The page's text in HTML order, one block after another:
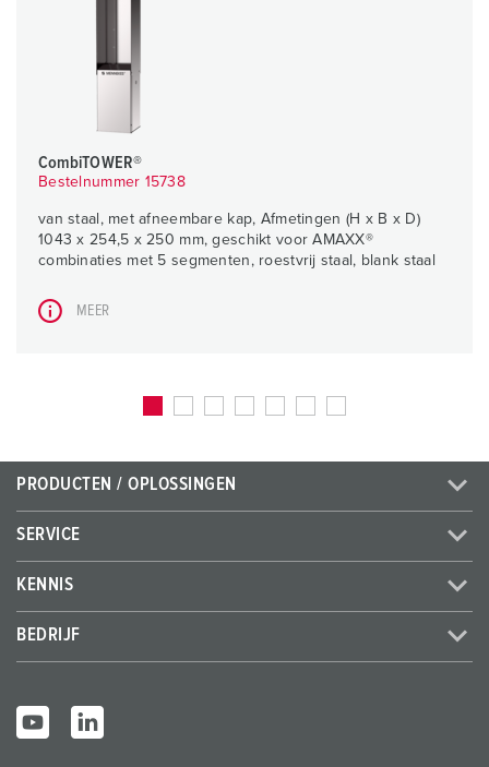
CombiTOWER®
Bestelnummer 15738
van staal, met afneembare kap, Afmetingen (H x B x D)
1043 x 254,5 x 250 mm, geschikt voor AMAXX®
combinaties met 5 segmenten, roestvrij staal, blank staal
MEER
PRODUCTEN / OPLOSSINGEN
SERVICE
KENNIS
BEDRIJF